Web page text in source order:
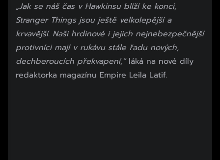
„Jak se náš čas v Hawkinsu blíží ke konci,
Stranger Things jsou ještě velkolepější a
krvavější. Naši hrdinové i jejich nejnebezpečnější
protivníci mají v rukávu stále řadu nových,
dechberoucích překvapení,“láká na nové díly
redaktorka magazínu Empire Leila Latif.